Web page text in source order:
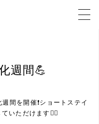
週間💪
間を開催❗️ショートステイ
いただけます💁‍♀️